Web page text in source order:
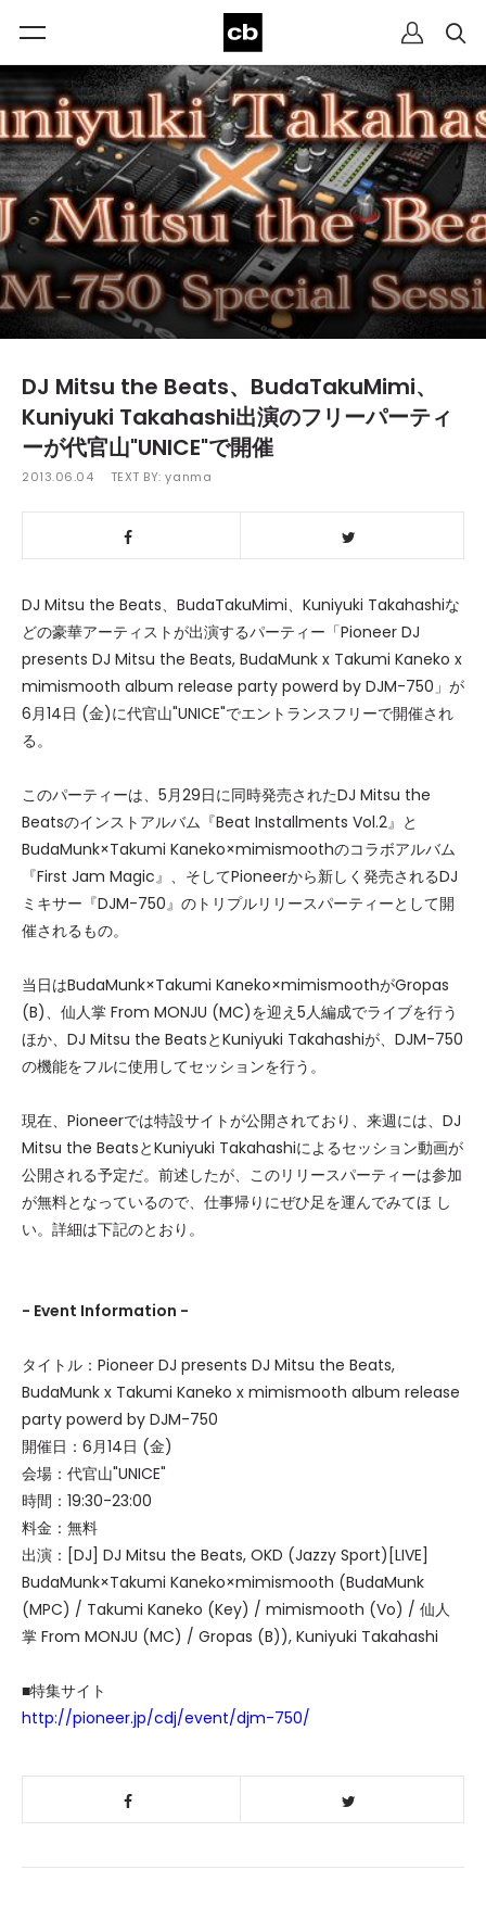
DJ Mitsu the Beats、BudaTakuMimi、
Kuniyuki Takahashi出演のフリーパーティ
ーが代官山"UNICE"で開催
2013.06.04 TEXT BY:yanma
DJ Mitsu the Beats、BudaTakuMimi、Kuniyuki Takahashiな
どの豪華アーティストが出演するパーティー「Pioneer DJ
presents DJ Mitsu the Beats, BudaMunk x Takumi Kaneko x
mimismooth album release party powerd by DJM-750」が
6月14日 (金)に代官山"UNICE"でエントランスフリーで開催され
る。
このパーティーは、5月29日に同時発売されたDJ Mitsu the
Beatsのインストアルバム『Beat Installments Vol.2』と
BudaMunk×Takumi Kaneko×mimismoothのコラボアルバム
『First Jam Magic』、そしてPioneerから新しく発売されるDJ
ミキサー『DJM-750』のトリプルリリースパーティーとして開
催されるもの。
当日はBudaMunk×Takumi Kaneko×mimismoothがGropas
(B)、仙人掌 From MONJU (MC)を迎え5人編成でライブを行う
ほか、DJ Mitsu the BeatsとKuniyuki Takahashiが、DJM-750
の機能をフルに使用してセッションを行う。
現在、Pioneerでは特設サイトが公開されており、来週には、DJ
Mitsu the BeatsとKuniyuki Takahashiによるセッション動画が
公開される予定だ。前述したが、このリリースパーティーは参加
が無料となっているので、仕事帰りにぜひ足を運んでみてほ し
い。詳細は下記のとおり。
- Event Information -
タイトル：Pioneer DJ presents DJ Mitsu the Beats,
BudaMunk x Takumi Kaneko x mimismooth album release
party powerd by DJM-750
開催日：6月14日 (金)
会場：代官山"UNICE"
時間：19:30-23:00
料金：無料
出演：[DJ] DJ Mitsu the Beats, OKD (Jazzy Sport)[LIVE]
BudaMunk×Takumi Kaneko×mimismooth (BudaMunk
(MPC) / Takumi Kaneko (Key) / mimismooth (Vo) / 仙人
掌 From MONJU (MC) / Gropas (B)), Kuniyuki Takahashi
■特集サイト
http://pioneer.jp/cdj/event/djm-750/